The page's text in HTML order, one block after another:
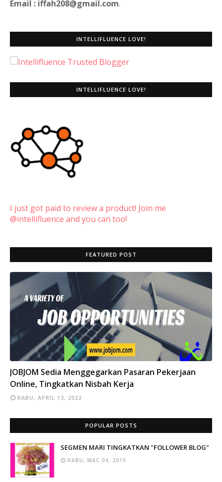
Email : iffah208@gmail.com.
INTELLIFLUENCE LOVE!
INTELLIFLUENCE LOVE!
I just got paid to review a product! Join me
@intellifluence and you can too!
FEATURED POST
INFO
JOBJOM Sedia Menggegarkan Pasaran Pekerjaan
Online, Tingkatkan Nisbah Kerja
RABU, APRIL 13, 2022
POPULAR POSTS
SEGMEN MARI TINGKATKAN "FOLLOWER BLOG"
RABU, MAC 04, 2015